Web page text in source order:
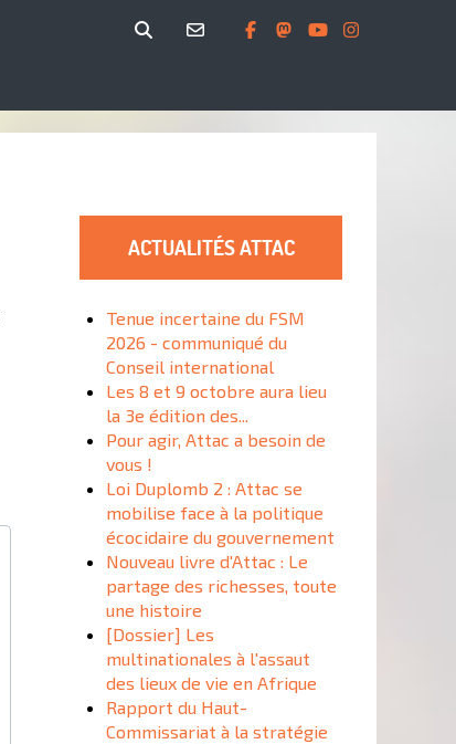
ACTUALITÉS ATTAC
Tenue incertaine du FSM
2026 - communiqué du
Conseil international
Les 8 et 9 octobre aura lieu
la 3e édition des...
Pour agir, Attac a besoin de
vous !
Loi Duplomb 2 : Attac se
mobilise face à la politique
écocidaire du gouvernement
Nouveau livre d'Attac : Le
partage des richesses, toute
une histoire
[Dossier] Les
multinationales à l'assaut
des lieux de vie en Afrique
Rapport du Haut-
Commissariat à la stratégie